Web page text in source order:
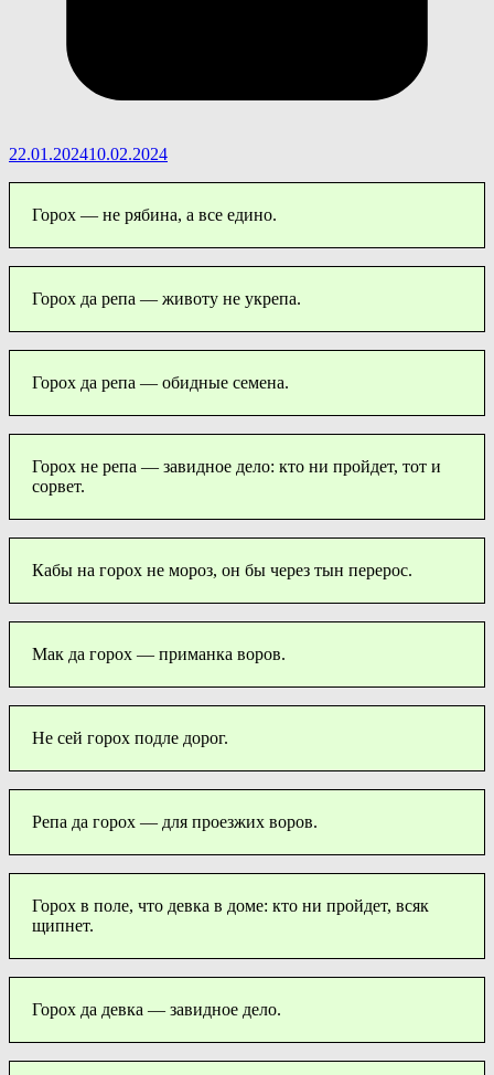
22.01.202410.02.2024
Горох — не рябина, а все едино.
Горох да репа — животу не укрепа.
Горох да репа — обидные семена.
Горох не репа — завидное дело: кто ни пройдет, тот и
сорвет.
Кабы на горох не мороз, он бы через тын перерос.
Мак да горох — приманка воров.
Не сей горох подле дорог.
Репа да горох — для проезжих воров.
Горох в поле, что девка в доме: кто ни пройдет, всяк
щипнет.
Горох да девка — завидное дело.